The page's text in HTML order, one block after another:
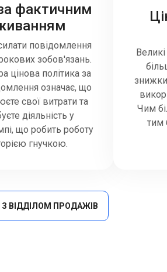
фактичним
повідомлення
зобов'язань.
цінова політика за
означає, що
свої витрати та
діяльність у
що робить роботу
гнучкою.
знижки
Чим
тим
ВІДДІЛОМ ПРОДАЖІВ